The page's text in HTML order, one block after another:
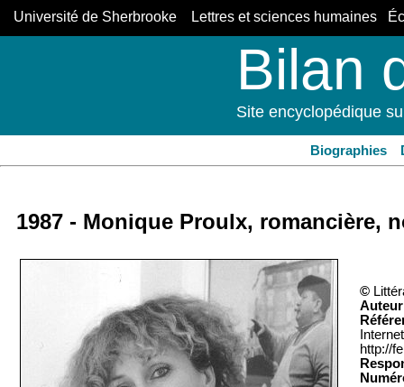
Université de Sherbrooke Lettres et sciences humaines
Bilan
Site encyclopédique
Biographies
1987 - Monique Proulx, romancière,
©
http://